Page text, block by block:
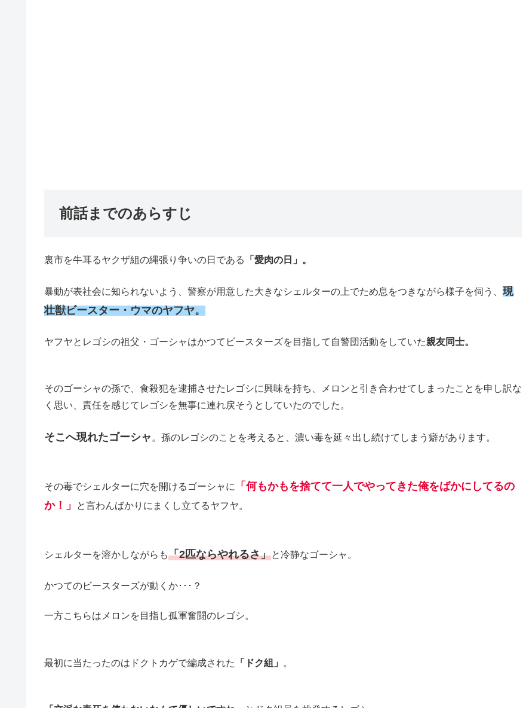
前話までのあらすじ
裏市を牛耳るヤクザ組の縄張り争いの日である 「愛肉の日」。
暴動が表社会に知られないよう、警察が用意した大きなシェルターの上でため息をつきながら様子を伺う、 現
壮獣ビースター・ウマのヤフヤ。
ヤフヤとレゴシの祖父・ゴーシャはかつてビースターズを目指して自警団活動をしていた親友同士。
そのゴーシャの孫で、食殺犯を逮捕させたレゴシに興味を持ち、メロンと引き合わせてしまったことを申し訳な
く思い、責任を感じてレゴシを無事に連れ戻そうとしていたのでした。
そこへ現れたゴーシャ 。孫のレゴシのことを考えると、濃い毒を延々出し続けてしまう癖があります。
その毒でシェルターに穴を開けるゴーシャに
「何もかもを捨てて一人でやってきた俺をばかにしてるの
か！」
と言わんばかりにまくし立てるヤフヤ。
シェルターを溶かしながらも「2匹ならやれるさ」と冷静なゴーシャ。
かつてのビースターズが動くか･･･？
一方こちらはメロンを目指し孤軍奮闘のレゴシ。
最初に当たったのはドクトカゲで編成された 「ドク組」 。